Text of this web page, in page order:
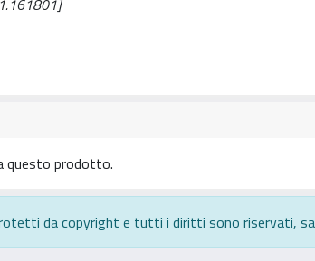
questo prodotto.
da copyright e tutti i diritti sono riservati,